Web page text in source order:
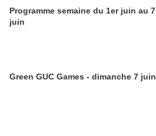
Programme semaine du 1er juin au 7
juin
Green GUC Games - dimanche 7 juin